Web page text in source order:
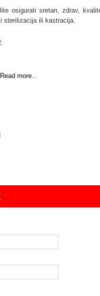
osigurati sretan, zdrav,
sterilizacija ili kastracija.
Read more...